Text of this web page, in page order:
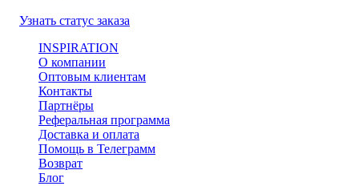
Узнать статус заказа
INSPIRATION
О компании
Оптовым клиентам
Контакты
Партнёры
Реферальная программа
Доставка и оплата
Помощь в Телеграмм
Возврат
Блог